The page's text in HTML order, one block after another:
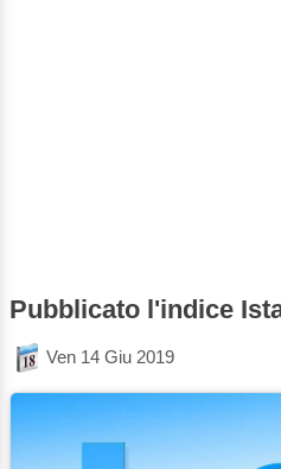
Pubblicato l'indice
Ven 14 Giu 2019